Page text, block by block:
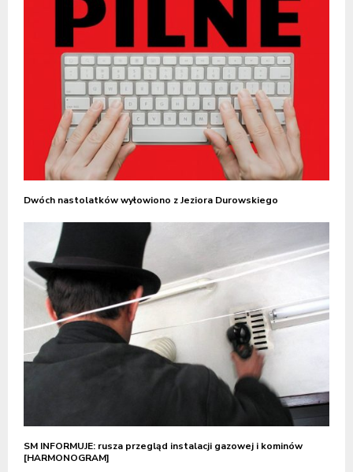
Dwóch nastolatków wyłowiono z Jeziora Durowskiego
SM INFORMUJE: rusza przegląd instalacji gazowej i kominów
[HARMONOGRAM]